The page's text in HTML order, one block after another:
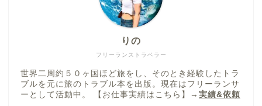
フリーランストラベラー
りの
世界二周約５０ヶ国ほど旅をし、そのとき経験したトラ
ブルを元に旅のトラブル本を出版。現在はフリーランサ
ーとして活動中。 【お仕事実績はこちら】→ 実績&依頼